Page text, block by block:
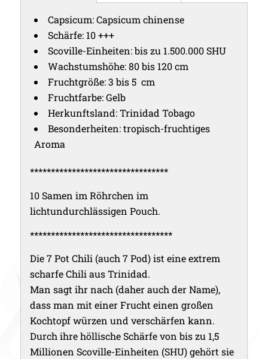
Capsicum: Capsicum chinense
Schärfe: 10 +++
Scoville-Einheiten: bis zu 1.500.000 SHU
Wachstumshöhe: 80 bis 120 cm
Fruchtgröße: 3 bis 5 cm
Fruchtfarbe: Gelb
Herkunftsland: Trinidad Tobago
Besonderheiten: tropisch-fruchtiges
Aroma
*********************************
10 Samen im Röhrchen im
lichtundurchlässigen Pouch.
**********************************
Die 7 Pot Chili (auch 7 Pod) ist eine extrem
scharfe Chili aus Trinidad.
Man sagt ihr nach (daher auch der Name),
dass man mit einer Frucht einen großen
Kochtopf würzen und verschärfen kann.
Durch ihre höllische Schärfe von bis zu 1,5
Millionen Scoville-Einheiten (SHU) gehört sie